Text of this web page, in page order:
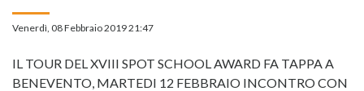
Venerdì, 08 Febbraio 2019 21:47
IL TOUR DEL XVIII SPOT SCHOOL AWARD FA TAPPA A
BENEVENTO, MARTEDI 12 FEBBRAIO INCONTRO CON